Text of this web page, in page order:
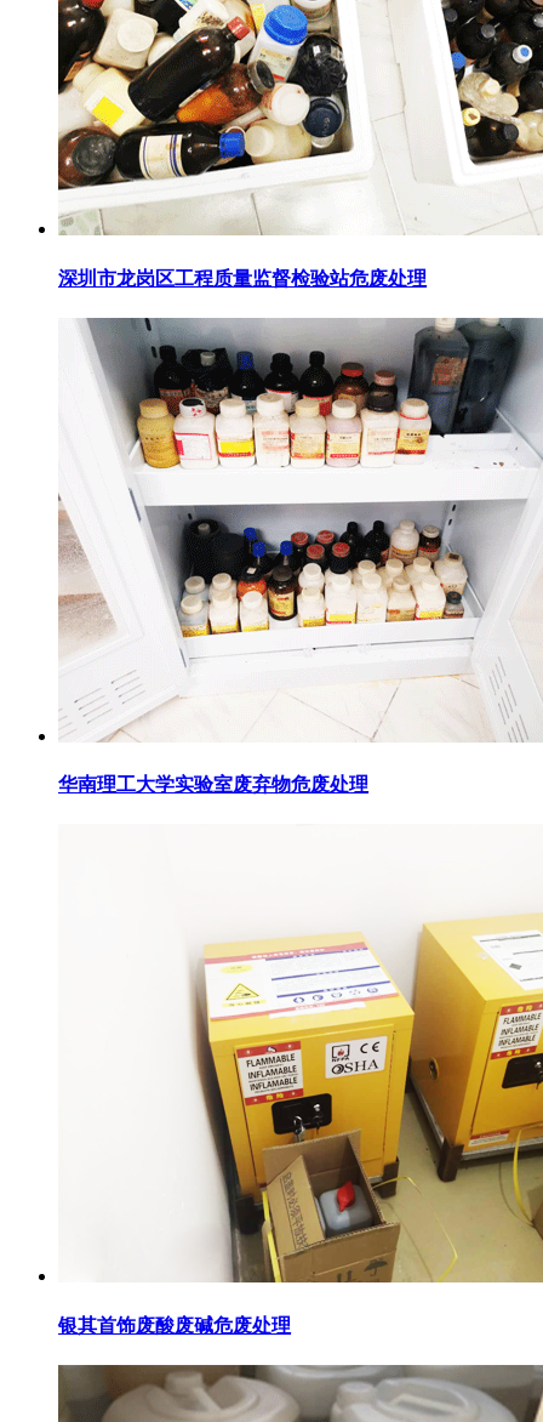
深圳市龙岗区工程质量监督检验站危废处理
华南理工大学实验室废弃物危废处理
银其首饰废酸废碱危废处理